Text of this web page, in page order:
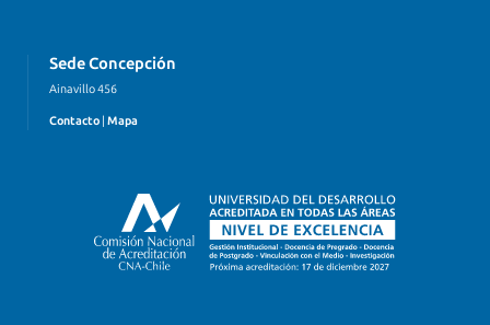
Sede Concepción
Ainavillo 456
Contacto Mapa